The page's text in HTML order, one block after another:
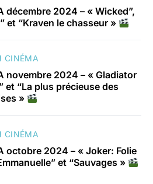
décembre 2024 – « Wicked”,
et “Kraven le chasseur »
CINÉMA
novembre 2024 – « Gladiator
et “La plus précieuse des
»
CINÉMA
octobre 2024 – « Joker: Folie
et “Sauvages »